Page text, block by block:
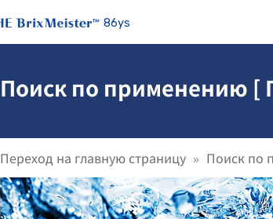
86ys
Поиск по применению [
Переход на главную страницу Поиск по